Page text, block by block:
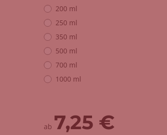
200 ml
250 ml
350 ml
500 ml
700 ml
1000 ml
ab 7,25 €